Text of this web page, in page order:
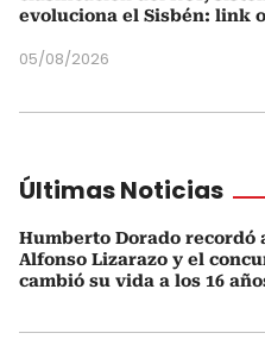
evoluciona el Sisbén: link
05/08/2026
Últimas Noticias
Humberto Dorado recordó
Alfonso Lizarazo y el
cambió su vida a los 16